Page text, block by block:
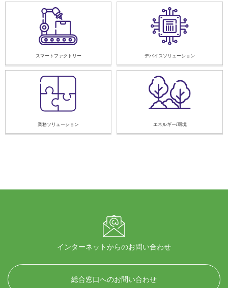
スマートファクトリー デバイスソリューション
業務ソリューション エネルギー/環境
インターネットからのお問い合わせ
総合窓口へのお問い合わせ